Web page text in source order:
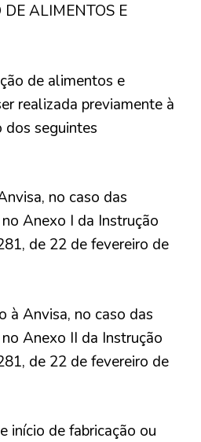
ALIMENTOS E
de alimentos e
realizada previamente à
seguintes
no caso das
Anexo I da Instrução
de 22 de fevereiro de
à Anvisa, no caso das
Anexo II da Instrução
de 22 de fevereiro de
início de fabricação ou